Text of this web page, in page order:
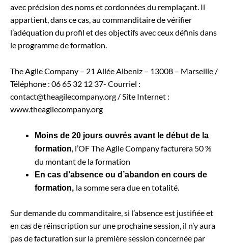
avec précision des noms et cordonnées du remplaçant. Il
appartient, dans ce cas, au commanditaire de vérifier
l’adéquation du profil et des objectifs avec ceux définis dans
le programme de formation.
The Agile Company – 21 Allée Albeniz – 13008 – Marseille /
Téléphone : 06 65 32 12 37- Courriel :
contact@theagilecompany.org / Site Internet :
www.theagilecompany.org
Moins de 20 jours ouvrés avant le début de la
formation , l’OF The Agile Company facturera 50 %
du montant de la formation
En cas d’absence ou d’abandon en cours de
formation, la somme sera due en totalité.
Sur demande du commanditaire, si l’absence est justifiée et
en cas de réinscription sur une prochaine session, il n’y aura
pas de facturation sur la première session concernée par